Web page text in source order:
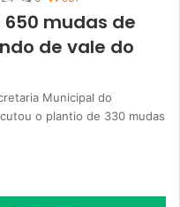
mudas de
de vale do
Municipal do
o plantio de 330 mudas